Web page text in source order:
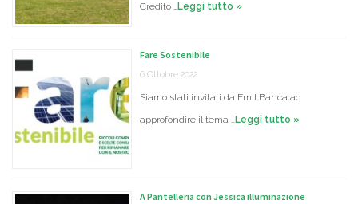
Credito …Leggi tutto »
Fare Sostenibile
6 Ottobre 2022
Siamo stati invitati da Emil Banca ad
approfondire il tema …Leggi tutto »
A Pantelleria con Jessica illuminazione